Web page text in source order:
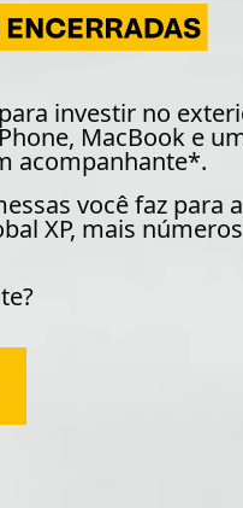
investir no
MacBook e
acompanhante*.
você faz para
XP, mais